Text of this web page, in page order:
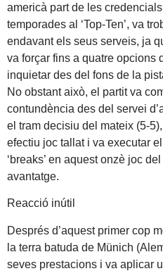
americà part de les
temporades al ‘Top-Ten’, va
endavant els seus serveis, ja
va forçar fins a quatre opcions
inquietar des del fons de la
No obstant això, el partit va
contundència des del servei
el tram decisiu del mateix (5-
efectiu joc tallat i va executar
‘breaks’ en aquest onzè joc
avantatge.
Reacció inútil
Després d’aquest primer cop
la terra batuda de Münich
seves prestacions i va aplicar